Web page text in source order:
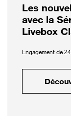
Les
avec la
Livebox
Engagement de